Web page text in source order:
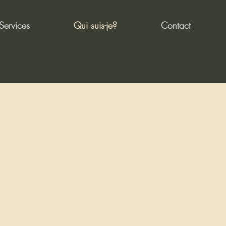
Services Qui suis-je? Contact